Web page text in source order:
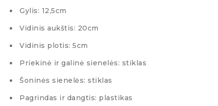
Gylis: 12,5cm
Vidinis aukštis: 20cm
Vidinis plotis: 5cm
Priekinė ir galinė sienelės: stiklas
Šoninės sienelės: stiklas
Pagrindas ir dangtis: plastikas